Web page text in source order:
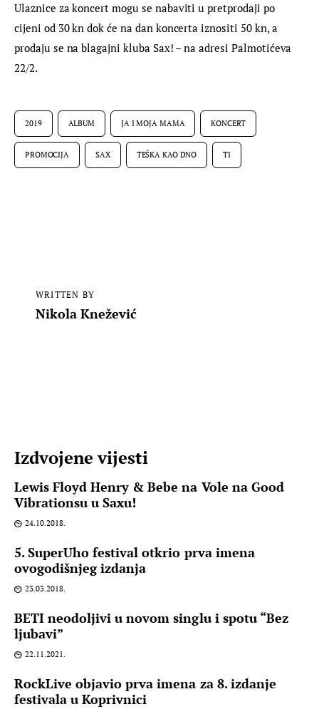
Ulaznice za koncert mogu se nabaviti u pretprodaji po
cijeni od 30 kn dok će na dan koncerta iznositi 50 kn, a
prodaju se na blagajni kluba Sax! – na adresi Palmotićeva
22/2.
2019 ALBUM JA I MOJA MAMA KONCERT
PROMOCIJA SAX TEŠKA KAO DNO TI
WRITTEN BY
Nikola Knežević
Izdvojene vijesti
Lewis Floyd Henry & Bebe na Vole na Good
Vibrationsu u Saxu!
24.10.2018.
5. SuperUho festival otkrio prva imena
ovogodišnjeg izdanja
23.03.2018.
BETI neodoljivi u novom singlu i spotu “Bez
ljubavi”
22.11.2021.
RockLive objavio prva imena za 8. izdanje
festivala u Koprivnici